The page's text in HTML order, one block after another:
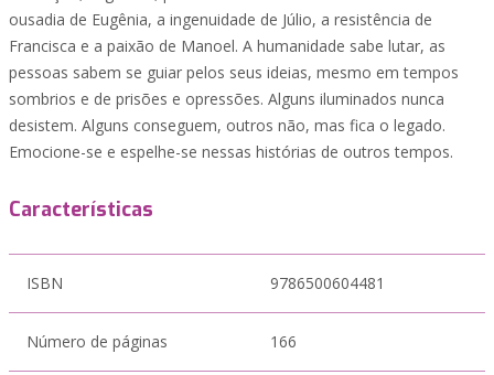
ousadia de Eugênia, a ingenuidade de Júlio, a resistência de
Francisca e a paixão de Manoel. A humanidade sabe lutar, as
pessoas sabem se guiar pelos seus ideias, mesmo em tempos
sombrios e de prisões e opressões. Alguns iluminados nunca
desistem. Alguns conseguem, outros não, mas fica o legado.
Emocione-se e espelhe-se nessas histórias de outros tempos.
Características
ISBN 9786500604481
Número de páginas 166